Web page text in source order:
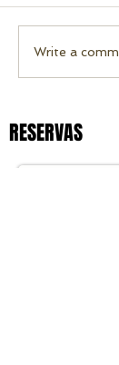
Rafting 23
Write a
RESERVAS